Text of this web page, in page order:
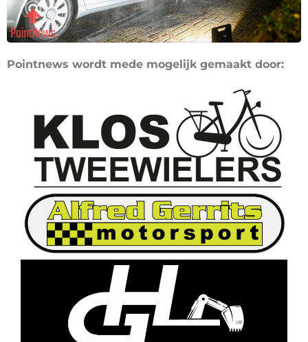
Pointnews wordt mede mogelijk gemaakt door: